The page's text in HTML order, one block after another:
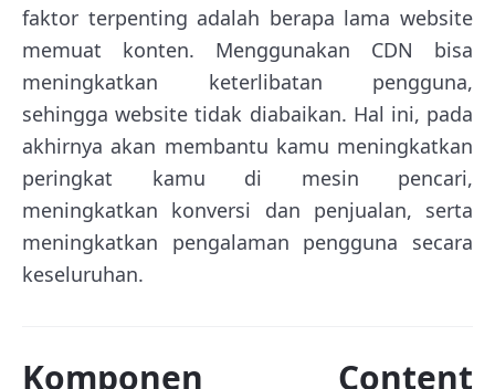
faktor terpenting adalah berapa lama website
memuat konten. Menggunakan CDN bisa
meningkatkan keterlibatan pengguna,
sehingga website tidak diabaikan. Hal ini, pada
akhirnya akan membantu kamu meningkatkan
peringkat kamu di mesin pencari,
meningkatkan konversi dan penjualan, serta
meningkatkan pengalaman pengguna secara
keseluruhan.
Komponen Content